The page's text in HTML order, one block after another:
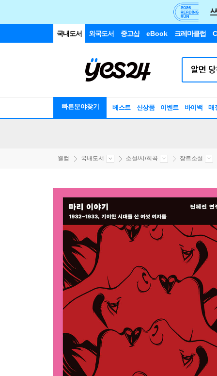
국내도서 외국도서 중고샵 eBook 크레마클럽
빠른분야찾기 베스트 신상품 이벤트 바이백 매
웰컴 국내도서 소설/시/희곡 장르소설